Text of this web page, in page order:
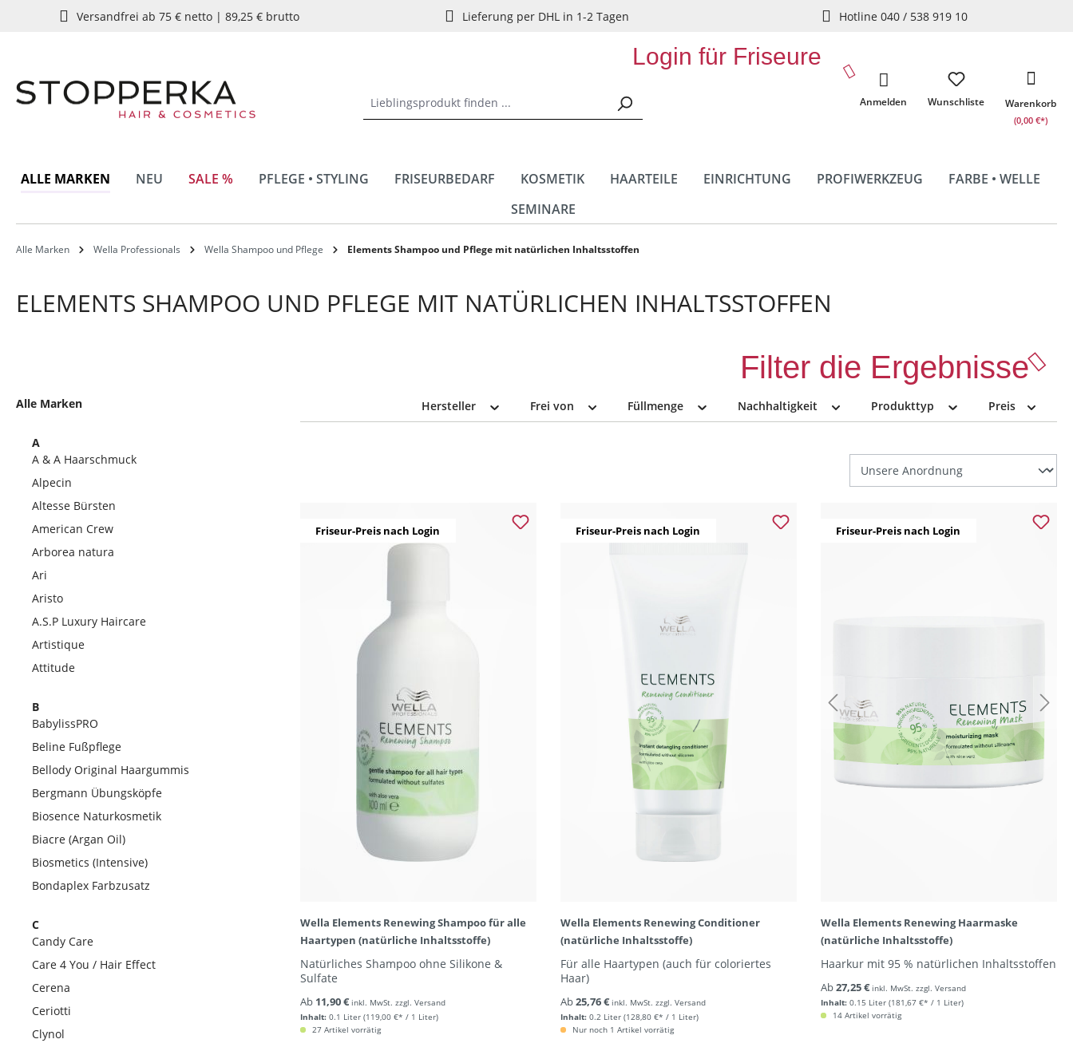
Zur Hauptnavigation springen
Versandfrei ab 75 € netto | 89,25 € brutto Lieferung per DHL in 1-2 Tagen Hotline 040 / 538 919 10
Login für Friseure
Wunschliste
Anmelden Warenkorb
(0,00 €*)
ALLE MARKEN NEU SALE % PFLEGE • STYLING FRISEURBEDARF KOSMETIK HAARTEILE EINRICHTUNG PROFIWERKZEUG
FARBE • WELLE
SEMINARE
Alle Marken Wella Professionals Wella Shampoo und Pflege Elements Shampoo und Pflege mit natürlichen Inhaltsstoffen
ELEMENTS SHAMPOO UND PFLEGE MIT NATÜRLICHEN INHALTSSTOFFEN
Alle Marken
A
A & A Haarschmuck
Alpecin
Altesse Bürsten
American Crew
Arborea natura
Ari
Aristo
A.S.P Luxury Haircare
Artistique
Attitude
B
BabylissPRO
Beline Fußpflege
Bellody Original Haargummis
Bergmann Übungsköpfe
Biosence Naturkosmetik
Biacre (Argan Oil)
Biosmetics (Intensive)
Bondaplex Farbzusatz
C
Candy Care
Care 4 You / Hair Effect
Cerena
Ceriotti
Clynol
Filter die Ergebnisse
Hersteller Frei von Füllmenge Nachhaltigkeit Produkttyp Preis
Friseur-Preis nach Login
Wella Elements Renewing Shampoo für alle
Haartypen (natürliche Inhaltsstoffe)
Natürliches Shampoo ohne Silikone &
Sulfate
Inhalt: 0.1 Liter (119,00 €* / 1 Liter)
Ab 11,90 € inkl. MwSt. zzgl. Versand
27 Artikel vorrätig
Friseur-Preis nach Login
Wella Elements Renewing Conditioner
(natürliche Inhaltsstoffe)
Für alle Haartypen (auch für coloriertes
Haar)
Inhalt: 0.2 Liter (128,80 €* / 1 Liter)
Ab25,76 € inkl. MwSt. zzgl. Versand
Nur noch 1 Artikel vorrätig
Friseur-Preis nach Login
Wella Elements Renewing Haarmaske
(natürliche Inhaltsstoffe)
Haarkur mit 95 % natürlichen Inhaltsstoffen
Inhalt: 0.15 Liter (181,67 €* / 1 Liter)
Ab27,25 € inkl. MwSt. zzgl. Versand
14 Artikel vorrätig